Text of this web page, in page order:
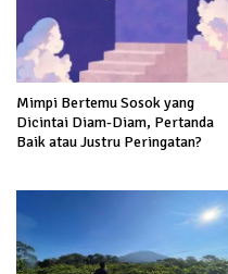
Mimpi Bertemu Sosok yang
Dicintai Diam-Diam, Pertanda
Baik atau Justru Peringatan?